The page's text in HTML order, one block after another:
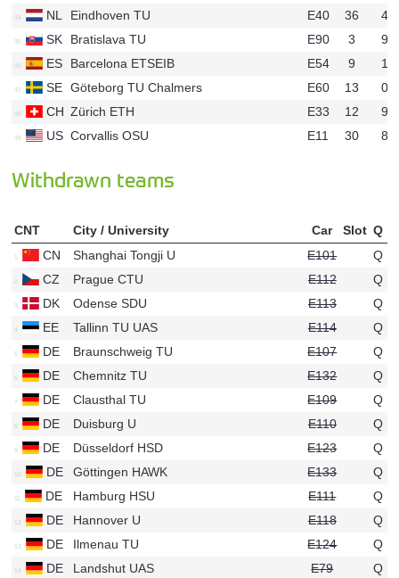
NL
Eindhoven TU E40 36
42
SK
Bratislava TU E90 3
96
ES
Barcelona ETSEIB E54 9
10
SE Göteborg TU Chalmers E60 13
03
CH Zürich ETH E33 12
97
US Corvallis OSU E11 30 89
Withdrawn teams
CNT City / University Car Slot Q
CN
Shanghai Tongji U E101
Q
CZ
Prague CTU E112
Q
DK
Odense SDU E113
Q
EE
Tallinn TU UAS E114
Q
DE
Braunschweig TU E107
Q
DE
Chemnitz TU E132
Q
DE
Clausthal TU E109
Q
DE
Duisburg U E110
Q
DE
Düsseldorf HSD E123
Q
DE
Göttingen HAWK E133
Q
DE
Hamburg HSU E111
Q
DE
Hannover U E118
Q
DE
Ilmenau TU E124
Q
DE
Landshut UAS E79
Q